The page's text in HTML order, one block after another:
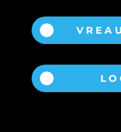
FIŞIERE COOKIE
automat.
Vizualizarea modulelor